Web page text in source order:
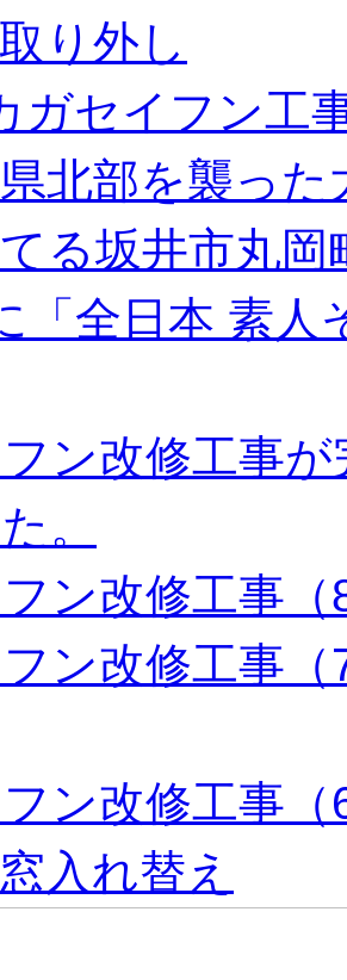
り外し
ガセイフン工
北部を襲っ
る坂井市丸岡
「全日本 素人
ン改修工事
。
ン改修工事
ン改修工事
ン改修工事
入れ替え